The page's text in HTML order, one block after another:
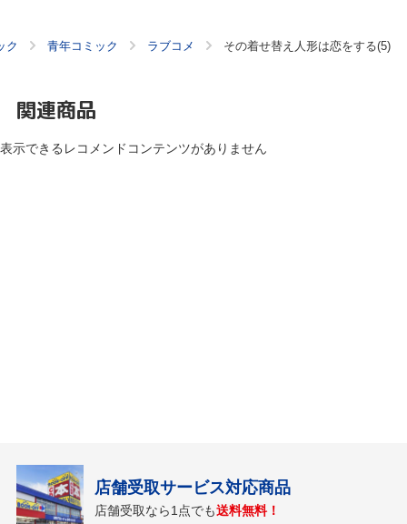
ク 青年コミック ラブコメ その着せ替え人形は恋をする(5)
関連商品
表示できるレコメンドコンテンツがありません
店舗受取サービス対応商品
店舗受取なら1点でも送料無料！